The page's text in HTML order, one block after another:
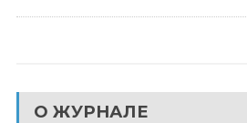
О ЖУРНАЛЕ